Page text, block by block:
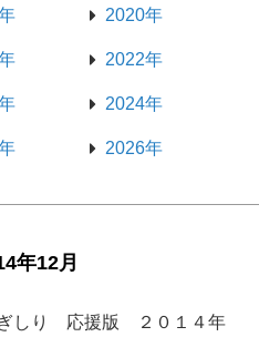
2020年
2022年
2024年
2026年
年12月
しり 応援版 ２０１４年